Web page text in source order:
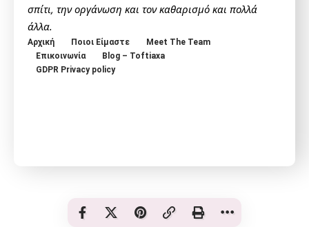
σπίτι, την οργάνωση και τον καθαρισμό και πολλά
άλλα.
Αρχική Ποιοι Είμαστε
Meet The Team
Επικοινωνία
Blog – Toftiaxa
GDPR Privacy policy
© Toftiaxa 2025